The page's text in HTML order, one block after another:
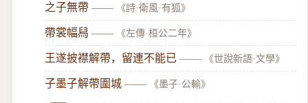
之子無帶 —— 《詩·衛風·有狐》
帶裳幅舄 —— 《左傳·桓公二年》
王遂披襟解帶，留連不能已 —— 《世說新語·文學》
子墨子解帶圍城 —— 《墨子·公輸》